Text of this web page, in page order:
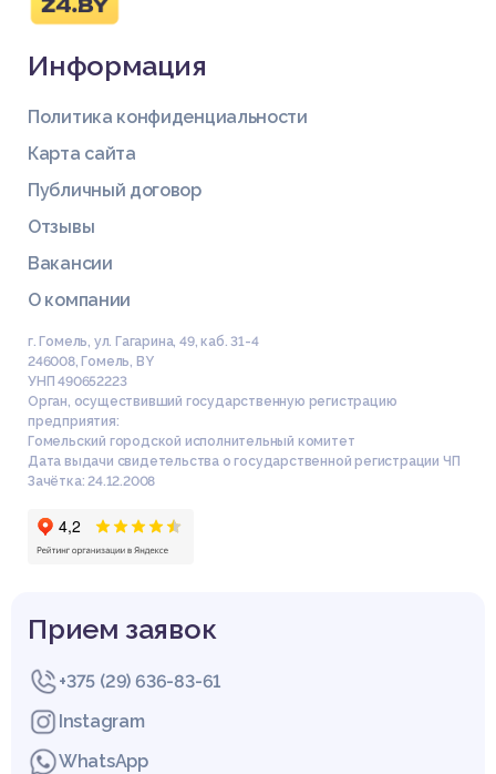
Информация
Политика конфиденциальности
Карта сайта
Публичный договор
Отзывы
Вакансии
О компании
г. Гомель, ул. Гагарина, 49, каб. 31-4
246008,Гомель BY
УНП 490652223
Орган, осуществивший государственную регистрацию
предприятия:
Гомельский городской исполнительный комитет
Дата выдачи свидетельства о государственной регистрации ЧП
Зачётка: 24.12.2008
Прием заявок
+375 (29) 636-83-61
Instagram
WhatsApp